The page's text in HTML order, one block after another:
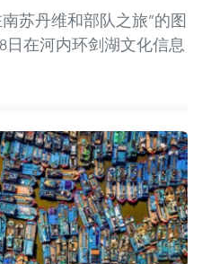
苏丹维和部队之旅”的图
日在河内环剑湖文化信息